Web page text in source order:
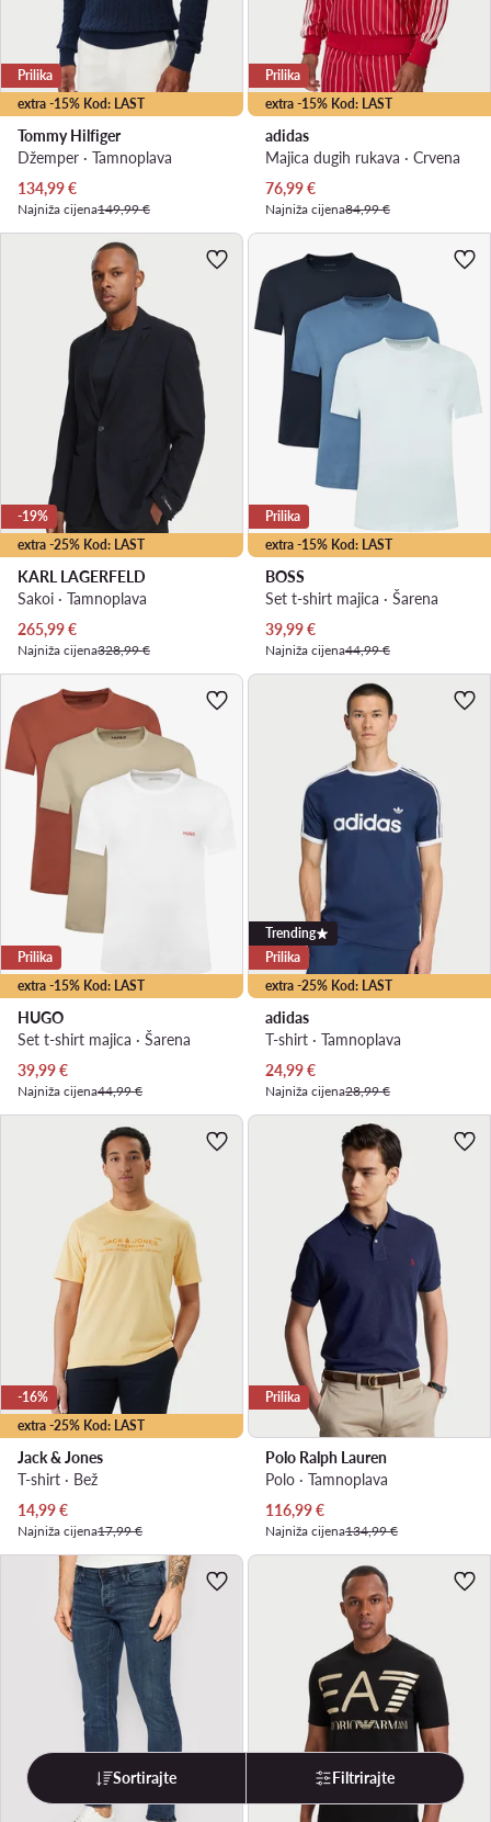
extra -15% Kod: LAST
Prilika
Tommy Hilfiger
Džemper · Tamnoplava
Trenutna cijena
134,99€
Najniža cijena149,99 €
extra -15% Kod: LAST
Prilika
adidas
Majica dugih rukava · Crvena
Trenutna cijena
76,99€
Najniža cijena84,99 €
extra -25% Kod: LAST
-19%
KARL LAGERFELD
Sakoi · Tamnoplava
Trenutna cijena
265,99€
Najniža cijena328,99 €
extra -15% Kod: LAST
Prilika
BOSS
Set t-shirt majica · Šarena
Trenutna cijena
39,99€
Najniža cijena44,99 €
extra -15% Kod: LAST
Prilika
HUGO
Set t-shirt majica · Šarena
Trenutna cijena
39,99€
Najniža cijena44,99 €
extra -25% Kod: LAST
Trending
Prilika
adidas
T-shirt · Tamnoplava
Trenutna cijena
24,99€
Najniža cijena28,99 €
extra -25% Kod: LAST
-16%
Jack & Jones
T-shirt · Bež
Trenutna cijena
14,99€
Najniža cijena17,99 €
Prilika
Polo Ralph Lauren
Polo · Tamnoplava
Trenutna cijena
116,99€
Najniža cijena134,99 €
Sortirajte Filtrirajte